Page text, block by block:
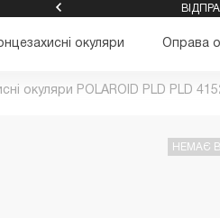
окуляри Оправа
окуляри POLAROID PLD PLD
НЕМАЄ